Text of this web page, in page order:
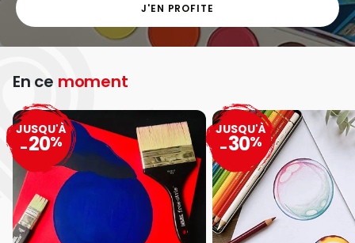
J'EN PROFITE
En ce moment
JUSQU'À
-20%
JUSQU'À
-30%